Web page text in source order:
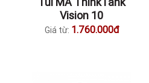
Vision 10
Giá từ: 1.760.000đ